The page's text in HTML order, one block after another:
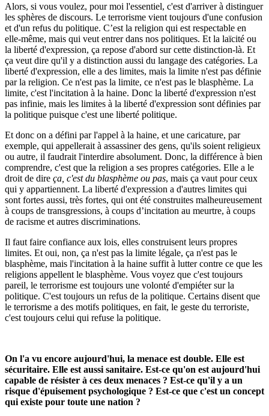
Alors, si vous voulez, pour moi l'essentiel, c'est d'arriver à distinguer
les sphères de discours. Le terrorisme vient toujours d'une confusion
et d'un refus du politique. C’est la religion qui est respectable en
elle-même, mais qui veut entrer dans nos politiques. Et la laïcité ou
la liberté d'expression, ça repose d'abord sur cette distinction-là. Et
ça veut dire qu'il y a distinction aussi du langage des catégories. La
liberté d'expression, elle a des limites, mais la limite n'est pas définie
par la religion. Ce n'est pas la limite, ce n'est pas le blasphème. La
limite, c'est l'incitation à la haine. Donc la liberté d'expression n'est
pas infinie, mais les limites à la liberté d'expression sont définies par
la politique puisque c'est une liberté politique.
Et donc on a défini par l'appel à la haine, et une caricature, par
exemple, qui appellerait à assassiner des gens, qu'ils soient religieux
ou autre, il faudrait l'interdire absolument. Donc, la différence à bien
comprendre, c'est que la religion a ses propres catégories. Elle a le
droit de dire ça, c'est du blasphème ou pas, mais ça vaut pour ceux
qui y appartiennent. La liberté d'expression a d'autres limites qui
sont fortes aussi, très fortes, qui ont été construites malheureusement
à coups de transgressions, à coups d’incitation au meurtre, à coups
de racisme et autres discriminations.
Il faut faire confiance aux lois, elles construisent leurs propres
limites. Et oui, non, ça n'est pas la limite légale, ça n'est pas le
blasphème, mais l'incitation à la haine suffit à lutter contre ce que les
religions appellent le blasphème. Vous voyez que c'est toujours
pareil, le terrorisme est toujours une volonté d'empiéter sur la
politique. C'est toujours un refus de la politique. Certains disent que
le terrorisme a des motifs politiques, en fait, le geste du terroriste,
c'est toujours celui qui refuse la politique.
On l'a vu encore aujourd'hui, la menace est double. Elle est
sécuritaire. Elle est aussi sanitaire. Est-ce qu'on est aujourd'hui
capable de résister à ces deux menaces ? Est-ce qu'il y a un
risque d'épuisement psychologique ? Est-ce que c'est un concept
qui existe pour toute une nation ?